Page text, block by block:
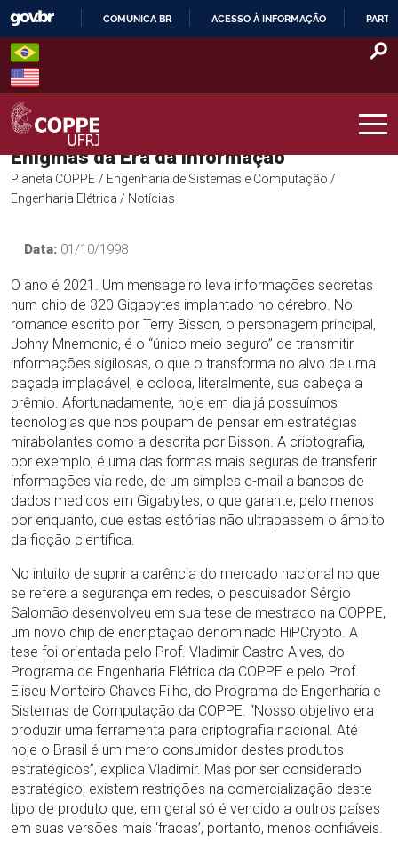
Skip
content
O
COMUNICA BR ACESSO À INFORMAÇÃO
COPPE – UFRJ
Enigmas da Era da Informação
Planeta COPPE / Engenharia de Sistemas e Computação /
Engenharia Elétrica / Notícias
Data: 01/10/1998
O ano é 2021. Um mensageiro leva informações secretas
num chip de 320 Gigabytes implantado no cérebro. No
romance escrito por Terry Bisson, o personagem principal,
Johny Mnemonic, é o “único meio seguro” de transmitir
informações sigilosas, o que o transforma no alvo de uma
caçada implacável, e coloca, literalmente, sua cabeça a
prêmio. Afortunadamente, hoje em dia já possuímos
tecnologias que nos poupam de pensar em estratégias
mirabolantes como a descrita por Bisson. A criptografia,
por exemplo, é uma das formas mais seguras de transferir
informações via rede, de um simples e-mail a bancos de
dados medidos em Gigabytes, o que garante, pelo menos
por enquanto, que estas estórias não ultrapassem o âmbito
da ficção científica.
No intuito de suprir a carência do mercado nacional no que
se refere a segurança em redes, o pesquisador Sérgio
Salomão desenvolveu em sua tese de mestrado na COPPE,
um novo chip de encriptação denominado HiPCrypto. A
tese foi orientada pelo Prof. Vladimir Castro Alves, do
Programa de Engenharia Elétrica da COPPE e pelo Prof.
Eliseu Monteiro Chaves Filho, do Programa de Engenharia e
Sistemas de Computação da COPPE. “Nosso objetivo era
produzir uma ferramenta para criptografia nacional. Até
hoje o Brasil é um mero consumidor destes produtos
estratégicos”, explica Vladimir. Mas por ser considerado
estratégico, existem restrições na comercialização deste
tipo de produto que, em geral só é vendido a outros países
em suas versões mais ‘fracas’, portanto, menos confiáveis.